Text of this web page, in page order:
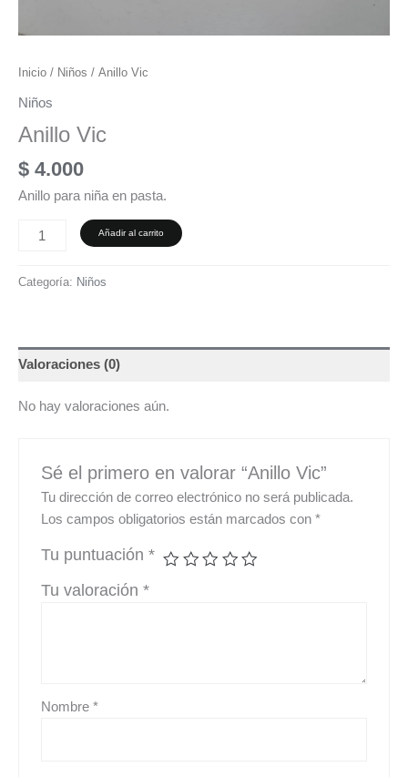
Inicio / Niños / Anillo Vic
Niños
Anillo Vic
$ 4.000
Anillo para niña en pasta.
Añadir al carrito
Categoría: Niños
Valoraciones (0)
No hay valoraciones aún.
Sé el primero en valorar “Anillo Vic”
Tu dirección de correo electrónico no será publicada.
Los campos obligatorios están marcados con*
Tu puntuación*
Tu valoración*
Nombre*